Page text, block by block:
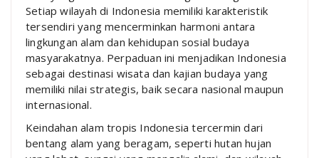
Setiap wilayah di Indonesia memiliki karakteristik
tersendiri yang mencerminkan harmoni antara
lingkungan alam dan kehidupan sosial budaya
masyarakatnya. Perpaduan ini menjadikan Indonesia
sebagai destinasi wisata dan kajian budaya yang
memiliki nilai strategis, baik secara nasional maupun
internasional.
Keindahan alam tropis Indonesia tercermin dari
bentang alam yang beragam, seperti hutan hujan